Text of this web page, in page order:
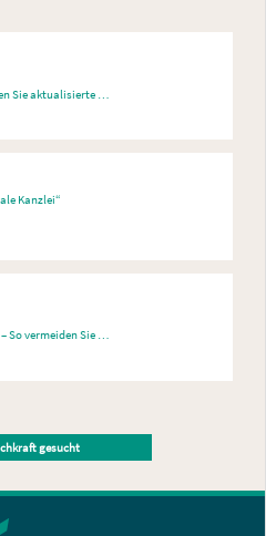
Sie aktualisierte …
Kanzlei“
So vermeiden Sie …
gesucht